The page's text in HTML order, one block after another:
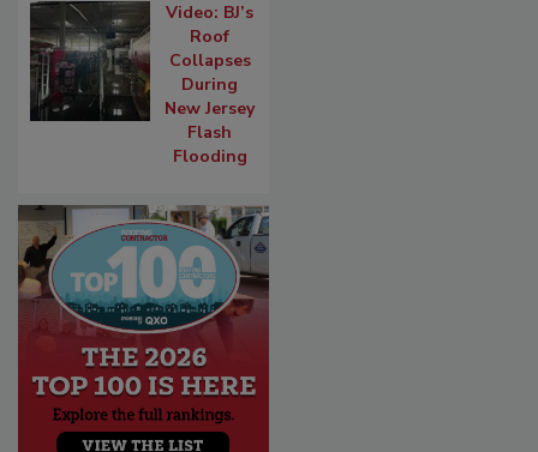
Video: BJ’s
Roof
Collapses
During
New Jersey
Flash
Flooding